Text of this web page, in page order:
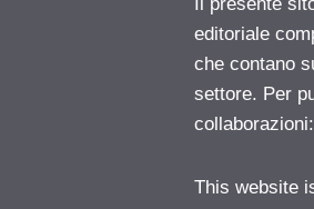
editoriale
che contano
settore. Per
collaborazioni:
This website